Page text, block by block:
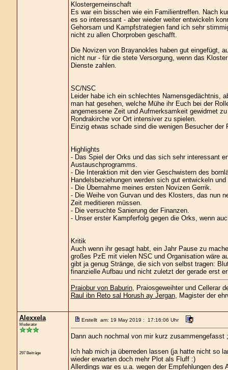
Klostergemeinschaft
Es war ein bisschen wie ein Familientreffen. Nach
es so interessant - aber wieder weiter entwickeln
Gehorsam und Kampfstrategien fand ich sehr
nicht zu allen Chorproben geschafft.
Die Novizen von Brayanokles haben gut eingefügt,
nicht nur - für die stete Versorgung, wenn das
Dienste zahlen.
SC/NSC
Leider habe ich ein schlechtes Namensgedächtnis,
man hat gesehen, welche Mühe ihr Euch bei der
angemessene Zeit und Aufmerksamkeit gewidmet
Rondrakirche vor Ort intensiver zu spielen.
Einzig etwas schade sind die wenigen Besucher
Highlights
- Das Spiel der Orks und das sich sehr interessant
Austauschprogramms.
- Die Interaktion mit den vier Geschwistern des
Handelsbeziehungen werden sich gut entwickeln
- Die Übernahme meines ersten Novizen Gerrik.
- Die Weihe von Gurvan und des Klosters, das nun
Zeit meditieren müssen.
- Die versuchte Sanierung der Finanzen.
- Unser erster Kampferfolg gegen die Orks, wenn
Kritik
Auch wenn ihr gesagt habt, ein Jahr Pause zu
großes PzE mit vielen NSC und Organisation wäre
gibt ja genug Stränge, die sich von selbst tragen:
finanzielle Aufbau und nicht zuletzt der gerade erst
Praiobur von Baburin, Praiosgeweihter und Cellerar
Raul ibn Reto sal Horush ay Jergan, Magister der
Alexxela
Moderator
297 Beiträge
Erstellt am: 19 May 2019 : 17:16:06 Uhr
Dann auch nochmal von mir kurz zusammengefasst
Ich hab mich ja überreden lassen (ja hatte nicht so
wieder erwarten doch mehr Plot als Fluff :)
Allerdings war es u.a. wegen der Empfehlungen